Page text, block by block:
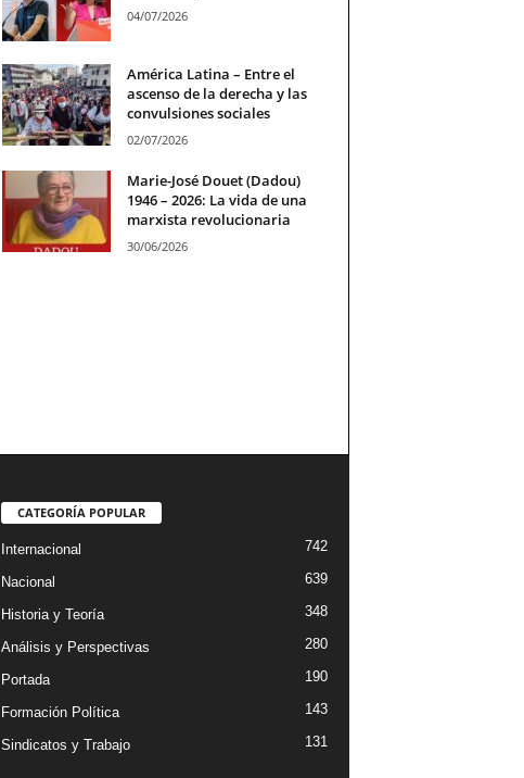
04/07/2026
América Latina – Entre el
ascenso de la derecha y las
convulsiones sociales
02/07/2026
Marie-José Douet (Dadou)
1946 – 2026: La vida de una
marxista revolucionaria
30/06/2026
CATEGORÍA POPULAR
Internacional 742
Nacional 639
Historia y Teoría 348
Análisis y Perspectivas 280
Portada 190
Formación Política 143
Sindicatos y Trabajo 131